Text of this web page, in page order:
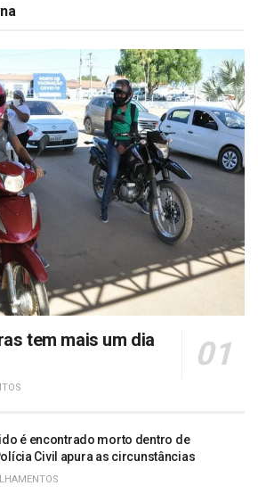
tem mais um dia
é encontrado morto dentro de
Civil apura as circunstâncias